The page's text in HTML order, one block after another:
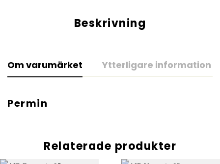
Beskrivning
Om varumärket Ytterligare information
Permin
Relaterade produkter